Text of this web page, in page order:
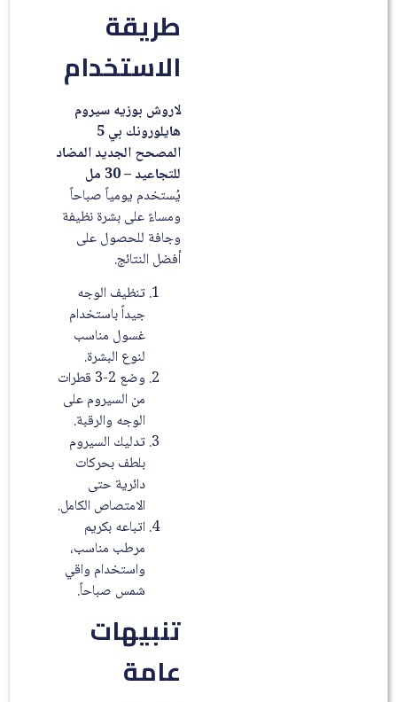
طريقة
الاستخدام
لاروش بوزيه سيروم
هايلورونك بي 5
المصحح الجديد المضاد
للتجاعيد – 30 مل
يُستخدم يومياً صباحاً
ومساءً على بشرة نظيفة
وجافة للحصول على
أفضل النتائج.
تنظيف الوجه
جيداً باستخدام
غسول مناسب
لنوع البشرة.
وضع 2-3 قطرات
من السيروم على
الوجه والرقبة.
تدليك السيروم
بلطف بحركات
دائرية حتى
الامتصاص الكامل.
اتباعه بكريم
مرطب مناسب،
واستخدام واقي
شمس صباحاً.
تنبيهات
عامة